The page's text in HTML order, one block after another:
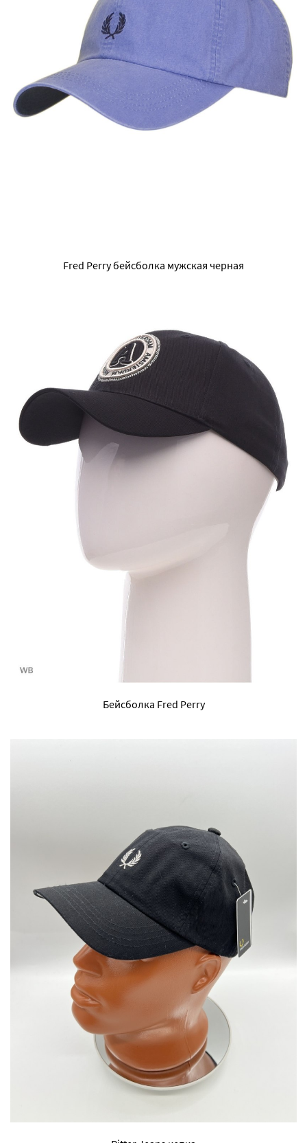
Fred Perry бейсболка мужская черная
Бейсболка Fred Perry